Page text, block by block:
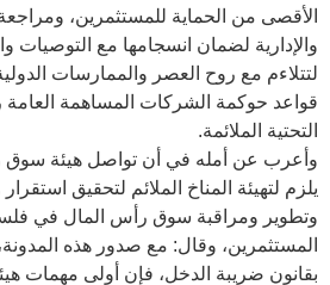
الأقصى من الحماية للمستثمرين، ومراجعة
والإدارية لضمان انسجامها مع التوصيات
لتتلاءم مع روح العصر والممارسات
قواعد حوكمة الشركات المساهمة العامة
التحتية الملائمة.
وأعرب عن أمله في أن تواصل هيئة سوق
يلزم لتهيئة المناخ الملائم لتحقيق
وتطوير ومراقبة سوق رأس المال في
المستثمرين، وقال: مع صدور هذه
بقانون ضريبة الدخل، فإن أولى مهمات